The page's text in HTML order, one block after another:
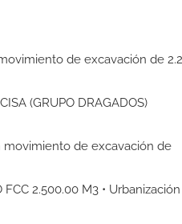
de excavación de
(GRUPO DRAGADOS)
movimiento de excavación de
2.500.00 M3 •